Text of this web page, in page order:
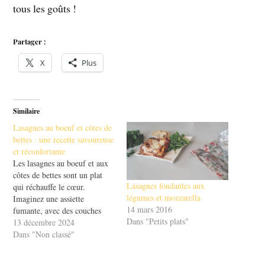
tous les goûts !
Partager :
X Plus
Similaire
Lasagnes au boeuf et côtes de
bettes : une recette savoureuse
et réconfortante
Les lasagnes au boeuf et aux
côtes de bettes sont un plat
qui réchauffe le cœur.
Imaginez une assiette
fumante, avec des couches
savoureuses qui se mêlent
pour un résultat exquis. Ce
13 décembre 2024
Dans "Non classé"
Lasagnes fondantes aux
légumes et mozzarella
14 mars 2016
Dans "Petits plats"